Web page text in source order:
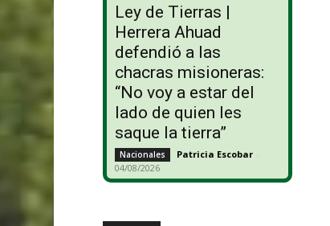
Ley de Tierras |
Herrera Ahuad
defendió a las
chacras misioneras:
“No voy a estar del
lado de quien les
saque la tierra”
Nacionales Patricia Escobar -
04/08/2026